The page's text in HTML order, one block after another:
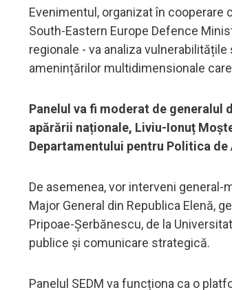
Evenimentul, organizat în cooperare
South-Eastern Europe Defence
regionale - va analiza
amenințărilor multidimensionale
Panelul va fi moderat de generalul
apărării naționale, Liviu-Ionuț
Departamentului pentru Politica de
De asemenea, vor interveni
Major General din Republica Elenă,
Pripoae-Șerbănescu, de la
publice și comunicare strategică.
Panelul SEDM va funcționa ca o